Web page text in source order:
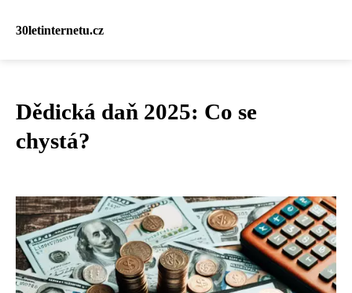
30letinternetu.cz
Dědická daň 2025: Co se
chystá?